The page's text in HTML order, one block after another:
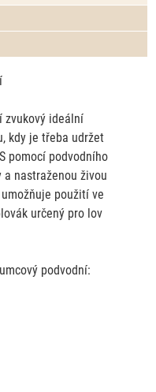
zvukový ideální
kdy je třeba udržet
pomocí podvodního
nastraženou živou
použití ve
určený pro lov
podvodní: